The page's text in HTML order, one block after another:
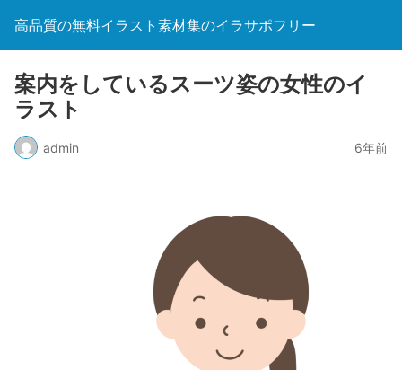
高品質の無料イラスト素材集のイラサポフリー
案内をしているスーツ姿の女性のイ
ラスト
admin 6年前